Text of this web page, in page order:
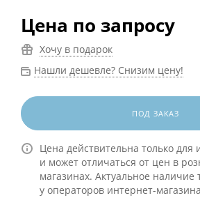
Цена по запросу
Хочу в подарок
Нашли дешевле? Снизим цену!
ПОД ЗАКАЗ
Цена действительна только для
и может отличаться от цен в
магазинах. Актуальное наличие
у операторов интернет-